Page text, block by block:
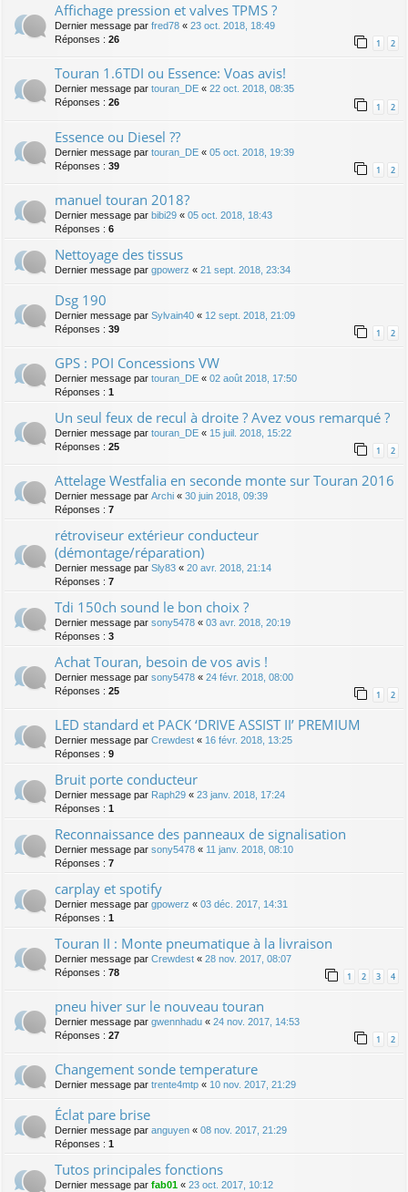
Affichage pression et valves TPMS ?
Dernier message par fred78 « 23 oct. 2018, 18:49
Réponses : 26 1 2
Touran 1.6TDI ou Essence: Voas avis!
Dernier message par touran_DE « 22 oct. 2018, 08:35
Réponses : 26 1 2
Essence ou Diesel ??
Dernier message par touran_DE « 05 oct. 2018, 19:39
Réponses : 39 1 2
manuel touran 2018?
Dernier message par bibi29 « 05 oct. 2018, 18:43
Réponses : 6
Nettoyage des tissus
Dernier message par gpowerz « 21 sept. 2018, 23:34
Dsg 190
Dernier message par Sylvain40 « 12 sept. 2018, 21:09
Réponses : 39 1 2
GPS : POI Concessions VW
Dernier message par touran_DE « 02 août 2018, 17:50
Réponses : 1
Un seul feux de recul à droite ? Avez vous remarqué ?
Dernier message par touran_DE « 15 juil. 2018, 15:22
Réponses : 25 1 2
Attelage Westfalia en seconde monte sur Touran 2016
Dernier message par Archi « 30 juin 2018, 09:39
Réponses : 7
rétroviseur extérieur conducteur
(démontage/réparation)
Dernier message par Sly83 « 20 avr. 2018, 21:14
Réponses : 7
Tdi 150ch sound le bon choix ?
Dernier message par sony5478 « 03 avr. 2018, 20:19
Réponses : 3
Achat Touran, besoin de vos avis !
Dernier message par sony5478 « 24 févr. 2018, 08:00
Réponses : 25 1 2
LED standard et PACK ‘DRIVE ASSIST II’ PREMIUM
Dernier message par Crewdest « 16 févr. 2018, 13:25
Réponses : 9
Bruit porte conducteur
Dernier message par Raph29 « 23 janv. 2018, 17:24
Réponses : 1
Reconnaissance des panneaux de signalisation
Dernier message par sony5478 « 11 janv. 2018, 08:10
Réponses : 7
carplay et spotify
Dernier message par gpowerz « 03 déc. 2017, 14:31
Réponses : 1
Touran II : Monte pneumatique à la livraison
Dernier message par Crewdest « 28 nov. 2017, 08:07
Réponses : 78 1 2 3 4
pneu hiver sur le nouveau touran
Dernier message par gwennhadu « 24 nov. 2017, 14:53
Réponses : 27 1 2
Changement sonde temperature
Dernier message par trente4mtp « 10 nov. 2017, 21:29
Éclat pare brise
Dernier message par anguyen « 08 nov. 2017, 21:29
Réponses : 1
Tutos principales fonctions
Dernier message par fab01 « 23 oct. 2017, 10:12